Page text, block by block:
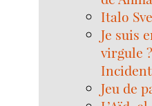
Italo
Je suis
virgule
Jeu de